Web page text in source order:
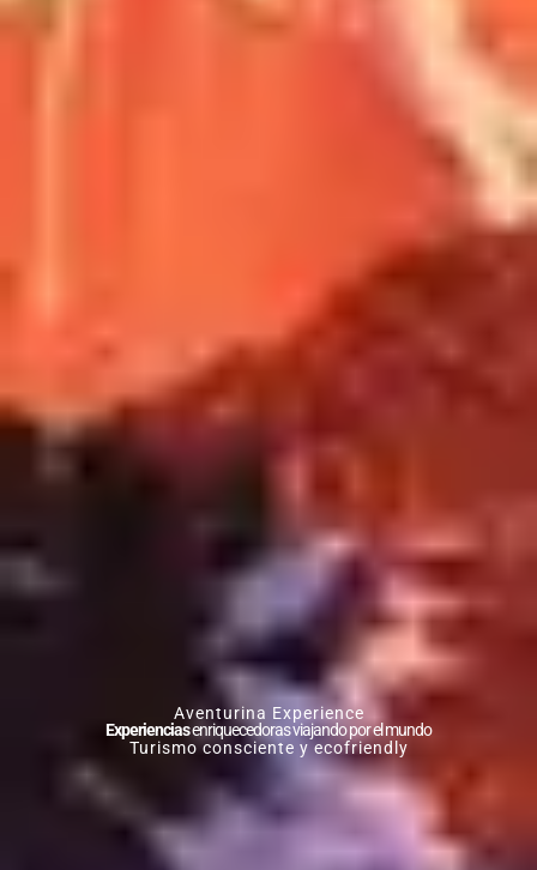
Aventurina Experience
Experienciasenriquecedoras viajando por el mundo
Turismo consciente y ecofriendly